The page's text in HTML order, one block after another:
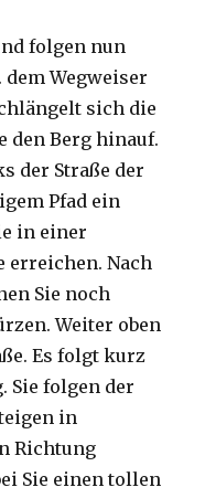
folgen nun
dem Wegweiser
sich die
den Berg hinauf.
der Straße der
Pfad ein
in einer
erreichen. Nach
Sie noch
Weiter oben
Es folgt kurz
Sie folgen der
in
Richtung
Sie einen tollen